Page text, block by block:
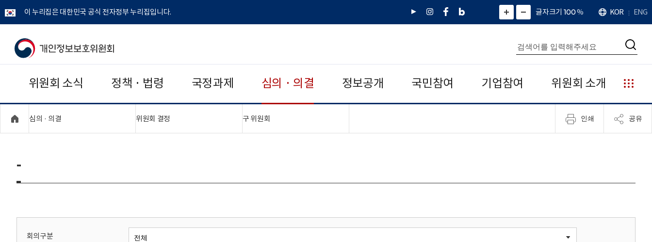
이 누리집은 대한민국 공식 전자정부 누리집입니다.
유
인
페
네
그
)
화
면
면
소
확
대
치
글자크기 100%
언
어
KOR ENG
개
보
보
위
회
통
합
검
색
검
위원회 소식 정책 · 법령 국정과제 심의 · 의결 정보공개 국민참여 기업참여 위원회 소개
누
리
집
안
심의 · 의결 위원회 결정 구 위원회 인쇄 공유
-
회의구분